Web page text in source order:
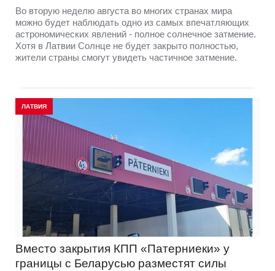
Во вторую неделю августа во многих странах мира
можно будет наблюдать одно из самых впечатляющих
астрономических явлений - полное солнечное затмение.
Хотя в Латвии Солнце не будет закрыто полностью,
жители страны смогут увидеть частичное затмение.
ЛАТВИЯ
Вместо закрытия КПП «Патерниеки» у
границы с Беларусью разместят силы